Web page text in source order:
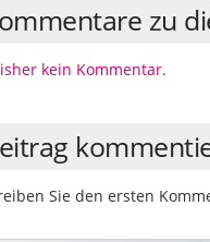
zu
kein Kommentar.
Sie den ersten